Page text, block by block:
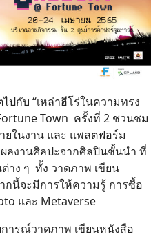
กับ “เหล่าฮีโร่ในความทรง
Town ครั้งที่ 2 ชวนชม
ในงาน และ แพลตฟอร์ม
ลงานศิลปะจากศิลปินชั้นนำ ที่
าง ๆ ทั้ง วาดภาพ เขียน
นี้จะมีการให้ความรู้ การซื้อ
และ Metaverse
ารณ์วาดภาพ เขียนหนังสือ